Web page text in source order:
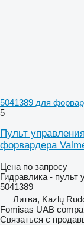
5041389 для
5
Пульт
форвардера
Цена по запросу
Гидравлика - пульт
5041389
Литва, Kazlų
Fomisas UAB
Связаться с